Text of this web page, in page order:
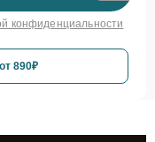
конфиденциальности
от 890₽